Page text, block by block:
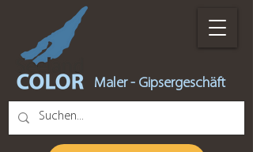
Maler - Gipsergeschäft